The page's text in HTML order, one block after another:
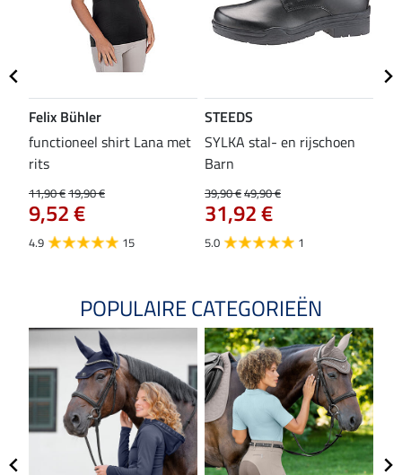
Felix Bühler
functioneel shirt Lana met
rits
11,90 €19,90 €
9,52 €
4.9 15
STEEDS
SYLKA stal- en rijschoen
Barn
39,90 €49,90 €
31,92 €
5.0 1
POPULAIRE CATEGORIEËN